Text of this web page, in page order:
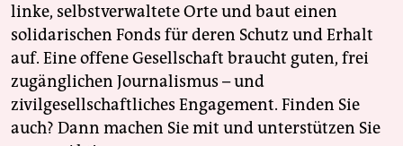
linke, selbstverwaltete Orte und baut einen
solidarischen Fonds für deren Schutz und Erhalt
auf. Eine offene Gesellschaft braucht guten, frei
zugänglichen Journalismus – und
zivilgesellschaftliches Engagement. Finden Sie
auch? Dann machen Sie mit und unterstützen Sie